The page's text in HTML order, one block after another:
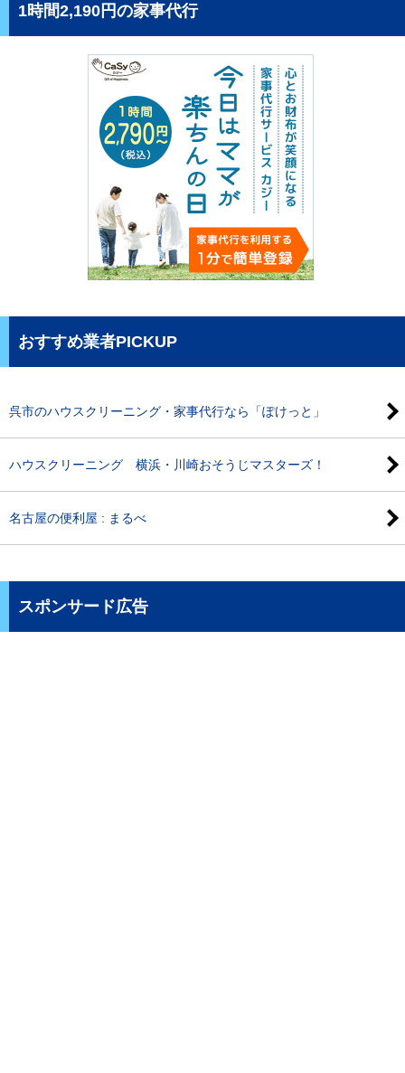
1時間2,190円の家事代行
おすすめ業者PICKUP
呉市のハウスクリーニング・家事代行なら「ぽけっと」
ハウスクリーニング 横浜・川崎おそうじマスターズ！
名古屋の便利屋 : まるべ
スポンサード広告